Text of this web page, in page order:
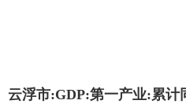
云浮市:GDP:第一产业:累计